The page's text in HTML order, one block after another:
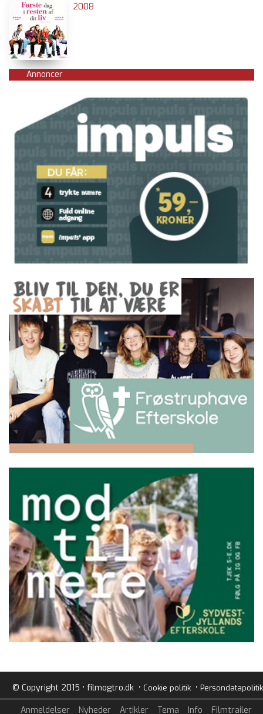
2008
Annoncer
© Copyright 2015 • filmogtro.dk • Cookie politik• Persondatapolitik
Anmeldelser Nyheder Artikler Tema Info Filmtrailer